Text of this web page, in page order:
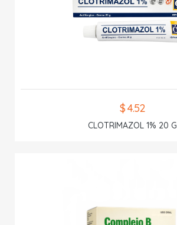
$ 4.52
CLOTRIMAZOL 1% 20 G